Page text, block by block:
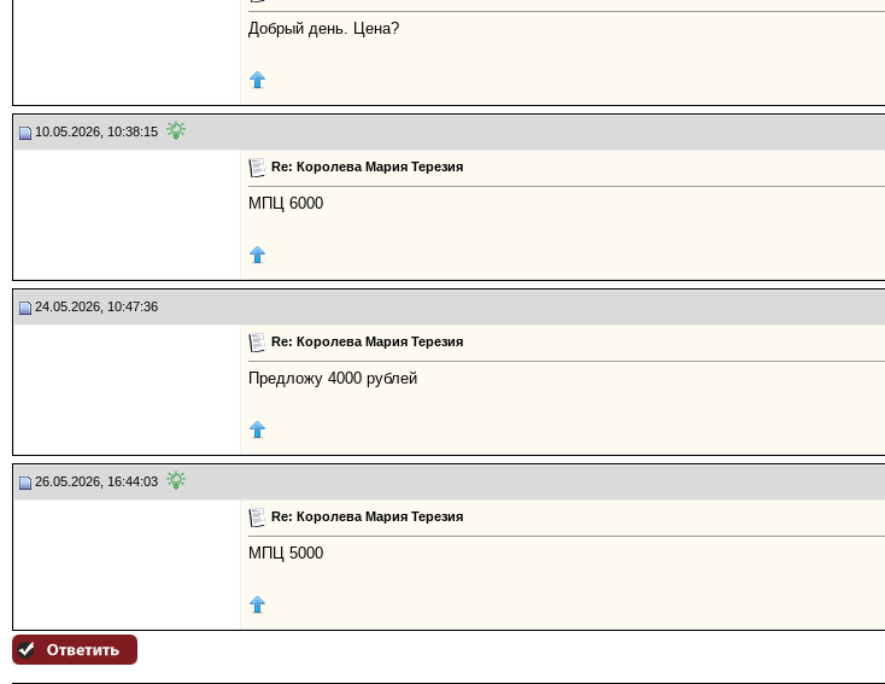
Добрый день. Цена?
10.05.2026, 10:38:15
Re: Королева Мария Терезия
МПЦ 6000
24.05.2026, 10:47:36
Re: Королева Мария Терезия
Предложу 4000 рублей
26.05.2026, 16:44:03
Re: Королева Мария Терезия
МПЦ 5000